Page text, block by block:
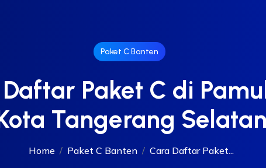
Paket C Banten
Paket C di
Tangerang Selatan
Home Paket C Banten Cara Daftar Paket...